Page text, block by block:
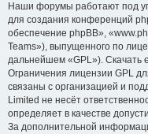
Наши форумы работают под
для создания конференций
обеспечение phpBB»,
Teams»), выпущенного по
дальнейшем «GPL»). Скачать
Ограничения лицензии GPL
связаны с организацией и
Limited не несёт
определяет в качестве
За дополнительной